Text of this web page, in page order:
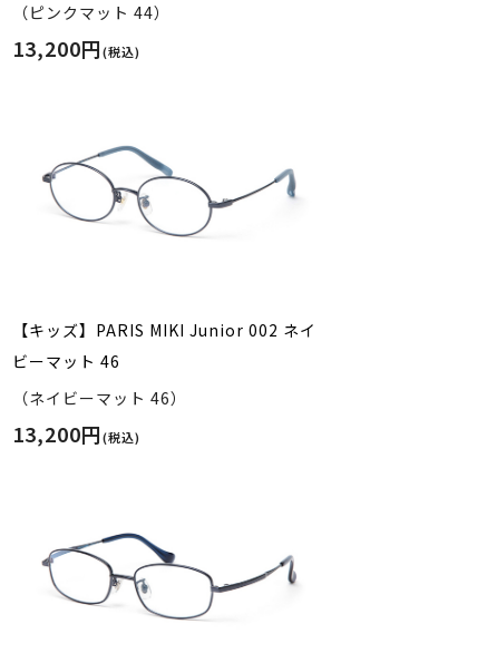
（ピンクマット 44）
13,200円(税込)
【キッズ】PARIS MIKI Junior 002 ネイ
ビーマット 46
（ネイビーマット 46）
13,200円(税込)